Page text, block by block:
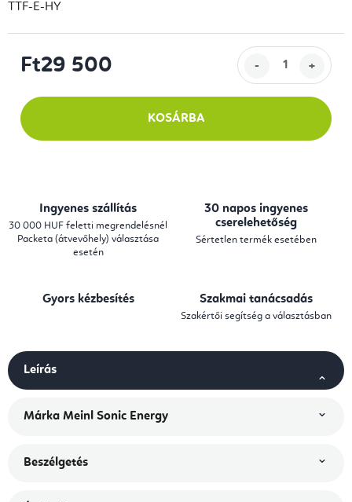
TTF-E-HY
Ft29 500
KOSÁRBA
Ingyenes szállítás
30 000 HUF feletti megrendelésnél
Packeta (átvevőhely) választása
esetén
30 napos ingyenes
cserelehetőség
Sértetlen termék esetében
Gyors kézbesítés Szakmai tanácsadás
Szakértői segítség a választásban
Leírás
Márka Meinl Sonic Energy
Beszélgetés